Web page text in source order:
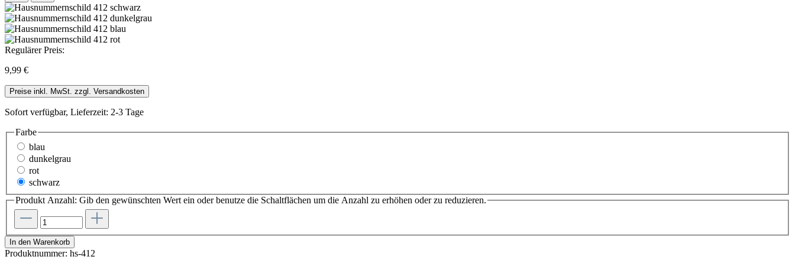
Regulärer Preis:
9,99 €
Preise inkl. MwSt. zzgl. Versandkosten
Sofort verfügbar, Lieferzeit: 2-3 Tage
Farbe
blau
dunkelgrau
rot
schwarz
Produkt Anzahl: Gib den gewünschten Wert ein oder benutze die Schaltflächen um die Anzahl zu erhöhen oder zu reduzieren.
In den Warenkorb
Produktnummer: hs-412